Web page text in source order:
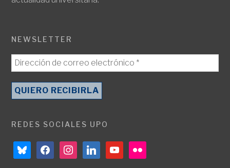
NEWSLETTER
REDES SOCIALES UPO
blueskyfacebookinstagramlinkedinyoutubeflickr